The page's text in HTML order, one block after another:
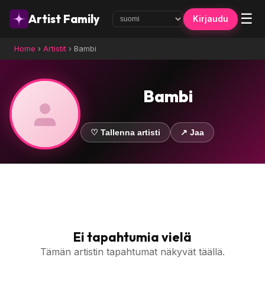
Artist Family Kirjaudu ☰
Home › Artistit › Bambi
Bambi
♡ Tallenna artisti ↗ Jaa
Ei tapahtumia vielä
Tämän artistin tapahtumat näkyvät täällä.